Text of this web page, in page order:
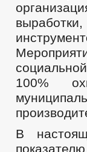
100%
В